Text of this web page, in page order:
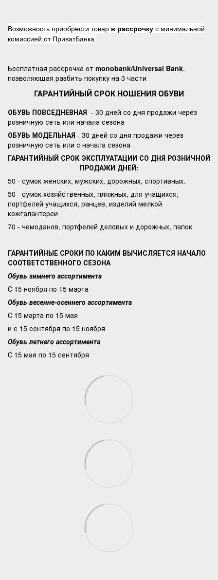
Возможность приобрести товар в рассрочку с минимальной
комиссией от ПриватБанка.
Бесплатная рассрочка от monobank/Universal Bank,
позволяющая разбить покупку на 3 части
ГАРАНТИЙНЫЙ СРОК НОШЕНИЯ ОБУВИ
ОБУВЬ ПОВСЕДНЕВНАЯ - 30 дней со дня продажи через
розничную сеть или начала сезона
ОБУВЬ МОДЕЛЬНАЯ - 30 дней со дня продажи через
розничную сеть или с начала сезона
ГАРАНТИЙНЫЙ СРОК ЭКСПЛУАТАЦИИ СО ДНЯ РОЗНИЧНОЙ
ПРОДАЖИ ДНЕЙ:
50 - сумок женских, мужских, дорожных, спортивных.
50 - сумок хозяйственных, пляжных, для учащихся,
портфелей учащихся, ранцев, изделий мелкой
кожгалантереи
70 - чемоданов, портфелей деловых и дорожных, папок
ГАРАНТИЙНЫЕ СРОКИ ПО КАКИМ ВЫЧИСЛЯЕТСЯ НАЧАЛО
СООТВЕТСТВЕННОГО СЕЗОНА
Обувь зимнего ассортимента
С 15 ноября по 15 марта
Обувь весенне-осеннего ассортимента
С 15 марта по 15 мая
и с 15 сентября по 15 ноября
Обувь летнего ассортимента
С 15 мая по 15 сентября